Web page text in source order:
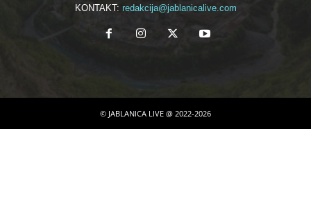
KONTAKT: redakcija@jablanicalive.com
© JABLANICA LIVE @ 2022-2026